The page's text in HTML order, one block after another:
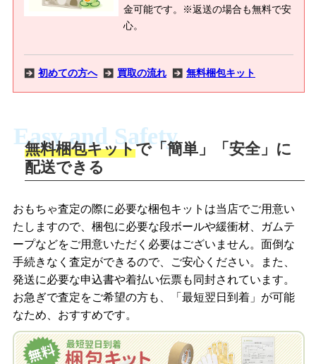
金可能です。※返送の場合も無料で安
心。
初めての方へ 買取の流れ 無料梱包キット
商品撮影
商品を撮影して、査定フォームから画像
を送信します。
梱包キットをメールで申し込み
査定結果をメールで確認し、梱包キット
を申し込みます。梱包キットは送料無料
でお届けします。
LINEの友だち追加・査定画像を送信
「ジョニージョイLINE査定」を友だちに
追加し、スマートフォンなどのカメラで
撮影したおもちゃの写真をトーク中に送
梱包キットをLINEで申し込み
査定結果をLINEで確認し、梱包キットを
申し込みます。梱包キットは送料無料で
お届けします。
Easy and Safety
無料梱包キットで「簡単」「安全」に
配送できる
おもちゃ査定の際に必要な梱包キットは当店でご用意い
たしますので、梱包に必要な段ボールや緩衝材、ガムテ
ープなどをご用意いただく必要はございません。面倒な
手続きなく査定ができるので、ご安心ください。また、
発送に必要な申込書や着払い伝票も同封されています。
お急ぎで査定をご希望の方も、「最短翌日到着」が可能
なため、おすすめです。